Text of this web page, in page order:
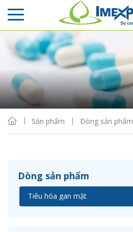
Sản phẩm Dòng sản phẩm
Dòng sản phẩm
Sắp xếp
Hiển thị